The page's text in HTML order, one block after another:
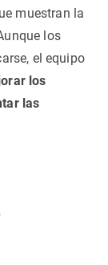
muestran la
los
el equipo
los
las